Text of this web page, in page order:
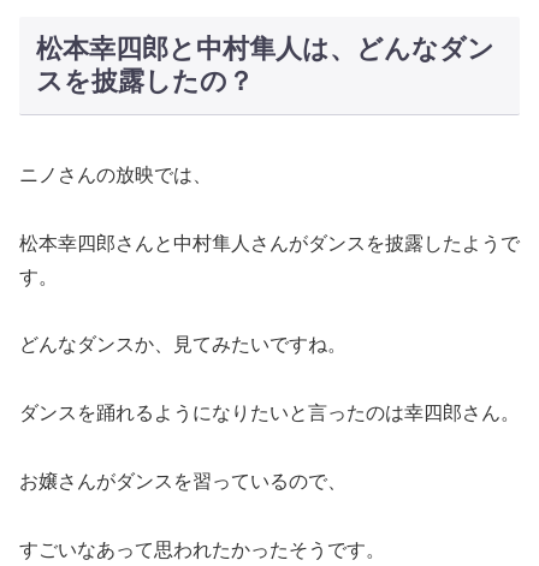
松本幸四郎と中村隼人は、どんなダン
スを披露したの？
ニノさんの放映では、
松本幸四郎さんと中村隼人さんがダンスを披露したようで
す。
どんなダンスか、見てみたいですね。
ダンスを踊れるようになりたいと言ったのは幸四郎さん。
お嬢さんがダンスを習っているので、
すごいなあって思われたかったそうです。